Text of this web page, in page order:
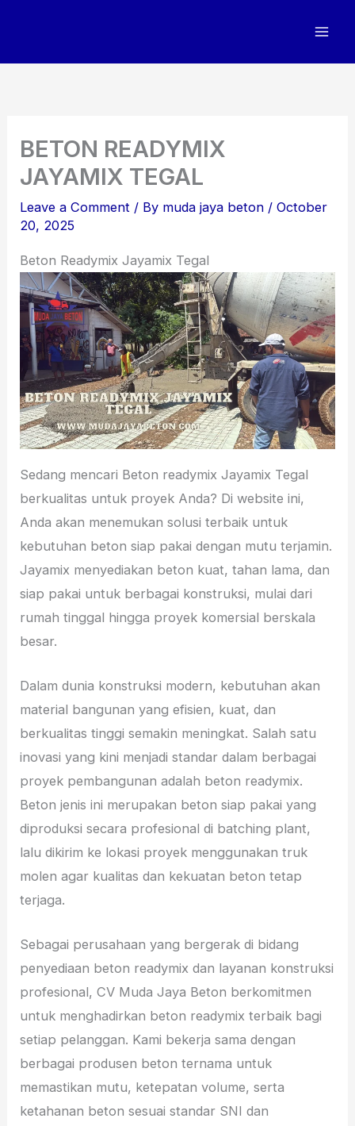
BETON READYMIX
JAYAMIX TEGAL
Leave a Comment / By muda jaya beton /October
20, 2025
Beton Readymix Jayamix Tegal
Sedang mencari Beton readymix Jayamix Tegal
berkualitas untuk proyek Anda? Di website ini,
Anda akan menemukan solusi terbaik untuk
kebutuhan beton siap pakai dengan mutu terjamin.
Jayamix menyediakan beton kuat, tahan lama, dan
siap pakai untuk berbagai konstruksi, mulai dari
rumah tinggal hingga proyek komersial berskala
besar.
Dalam dunia konstruksi modern, kebutuhan akan
material bangunan yang efisien, kuat, dan
berkualitas tinggi semakin meningkat. Salah satu
inovasi yang kini menjadi standar dalam berbagai
proyek pembangunan adalah beton readymix.
Beton jenis ini merupakan beton siap pakai yang
diproduksi secara profesional di batching plant,
lalu dikirim ke lokasi proyek menggunakan truk
molen agar kualitas dan kekuatan beton tetap
terjaga.
Sebagai perusahaan yang bergerak di bidang
penyediaan beton readymix dan layanan konstruksi
profesional, CV Muda Jaya Beton berkomitmen
untuk menghadirkan beton readymix terbaik bagi
setiap pelanggan. Kami bekerja sama dengan
berbagai produsen beton ternama untuk
memastikan mutu, ketepatan volume, serta
ketahanan beton sesuai standar SNI dan